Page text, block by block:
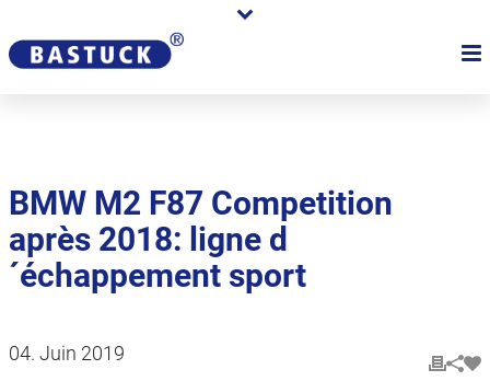
BMW M2 F87 Competition
après 2018: ligne d
´échappement sport
04. Juin 2019